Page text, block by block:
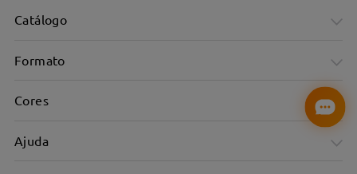
Catálogo
Formato
Cores
Ajuda